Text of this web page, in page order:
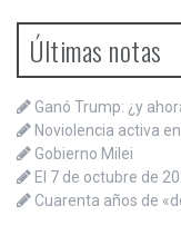
Últimas notas
Ganó Trump: ¿y
Noviolencia activa
Gobierno Milei
El 7 de octubre de
Cuarenta años de